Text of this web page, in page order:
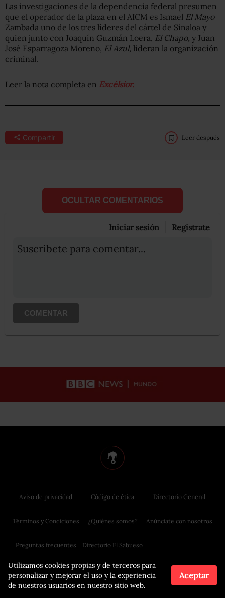
Las investigaciones de la dependencia federal presumen
que el operador de la plaza en el AICM es Ismael El Mayo
Zambada uno de los tres líderes del cártel de Sinaloa y
quien junto con Joaquín Guzmán Loera, El Chapo, y Juan
José Esparragoza Moreno, El Azul, lideran la organización
criminal.
Leer la nota completa en Excélsior.
Compartir Leer después
OCULTAR COMENTARIOS
Iniciar sesión Registrate
Suscribete para comentar...
COMENTAR
Utilizamos cookies propias y de terceros para
personalizar y mejorar el uso y la experiencia
de nuestros usuarios en nuestro sitio web.
Aceptar
Aviso de privacidad
Términos y Condiciones
Preguntas frecuentes
Código de ética
¿Quiénes somos?
Directorio El Sabueso
Directorio General
Anúnciate con nosotros